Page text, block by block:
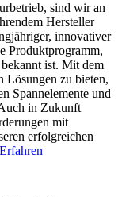
sind wir an
Hersteller
innovativer
Produktprogramm,
ist. Mit dem
Lösungen zu bieten,
Spannelemente und
in Zukunft
mit
erfolgreichen